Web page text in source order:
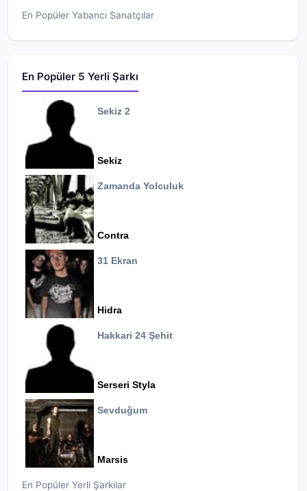
En Popüler Yabancı Sanatçılar
En Popüler 5 Yerli Şarkı
Sekiz 2
Sekiz
Zamanda Yolculuk
Contra
31 Ekran
Hidra
Hakkari 24 Şehit
Serseri Styla
Sevduğum
Marsis
En Popüler Yerli Şarkılar